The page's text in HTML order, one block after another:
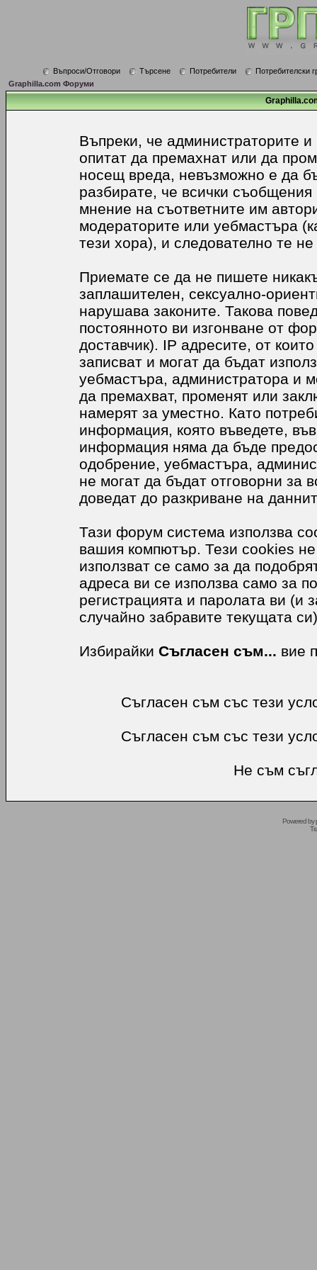
Въпроси/Отговори Търсене Потребители
Потребителски
Graphilla.com Форуми
Въпреки, че администраторите
опитат да премахнат или да
носещ вреда, невъзможно е да
разбирате, че всички
мнение на съответните им
модераторите или уебмастъра
тези хора), и следователно те не
Приемате се да не пишете
заплашителен, сексуално-
нарушава законите. Такова
постоянното ви изгонване от
доставчик). IP адресите, от
записват и могат да бъдат
уебмастъра, администратора и
да премахват, променят или
намерят за уместно. Като
информация, която въведете,
информация няма да бъде
одобрение, уебмастъра,
не могат да бъдат отговорни за
доведат до разкриване на
Тази форум система използва
вашия компютър. Тези cookies
използват се само за да
адреса ви се използва само за
регистрацията и паролата ви (и
случайно забравите текущата
Избирайки Съгласен съм... вие
Съгласен съм със тези
Съгласен съм със тези
Не съм
Powered by